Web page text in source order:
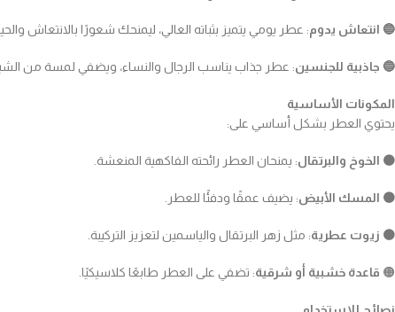
🔵 انتعاش يدوم: عطر يومي يتميز بثباته العالي، ليمنحك شعورًا بالانتعاش
🔵 جاذبية للجنسين: عطر جذاب يناسب الرجال والنساء، ويضفي لمسة من
المكونات الأساسية
يحتوي العطر بشكل أساسي على:
🟠 الخوخ والبرتقال: يمنحان العطر رائحته الفاكهية المنعشة.
🟠 المسك الأبيض: يضيف عمقًا ودفئًا للعطر.
🟠 زيوت عطرية: مثل زهر البرتقال والياسمين لتعزيز التركيبة.
🟠 قاعدة خشبية أو شرقية: تضفي على العطر طابعًا كلاسيكيًا.
نصائح للاستخدام